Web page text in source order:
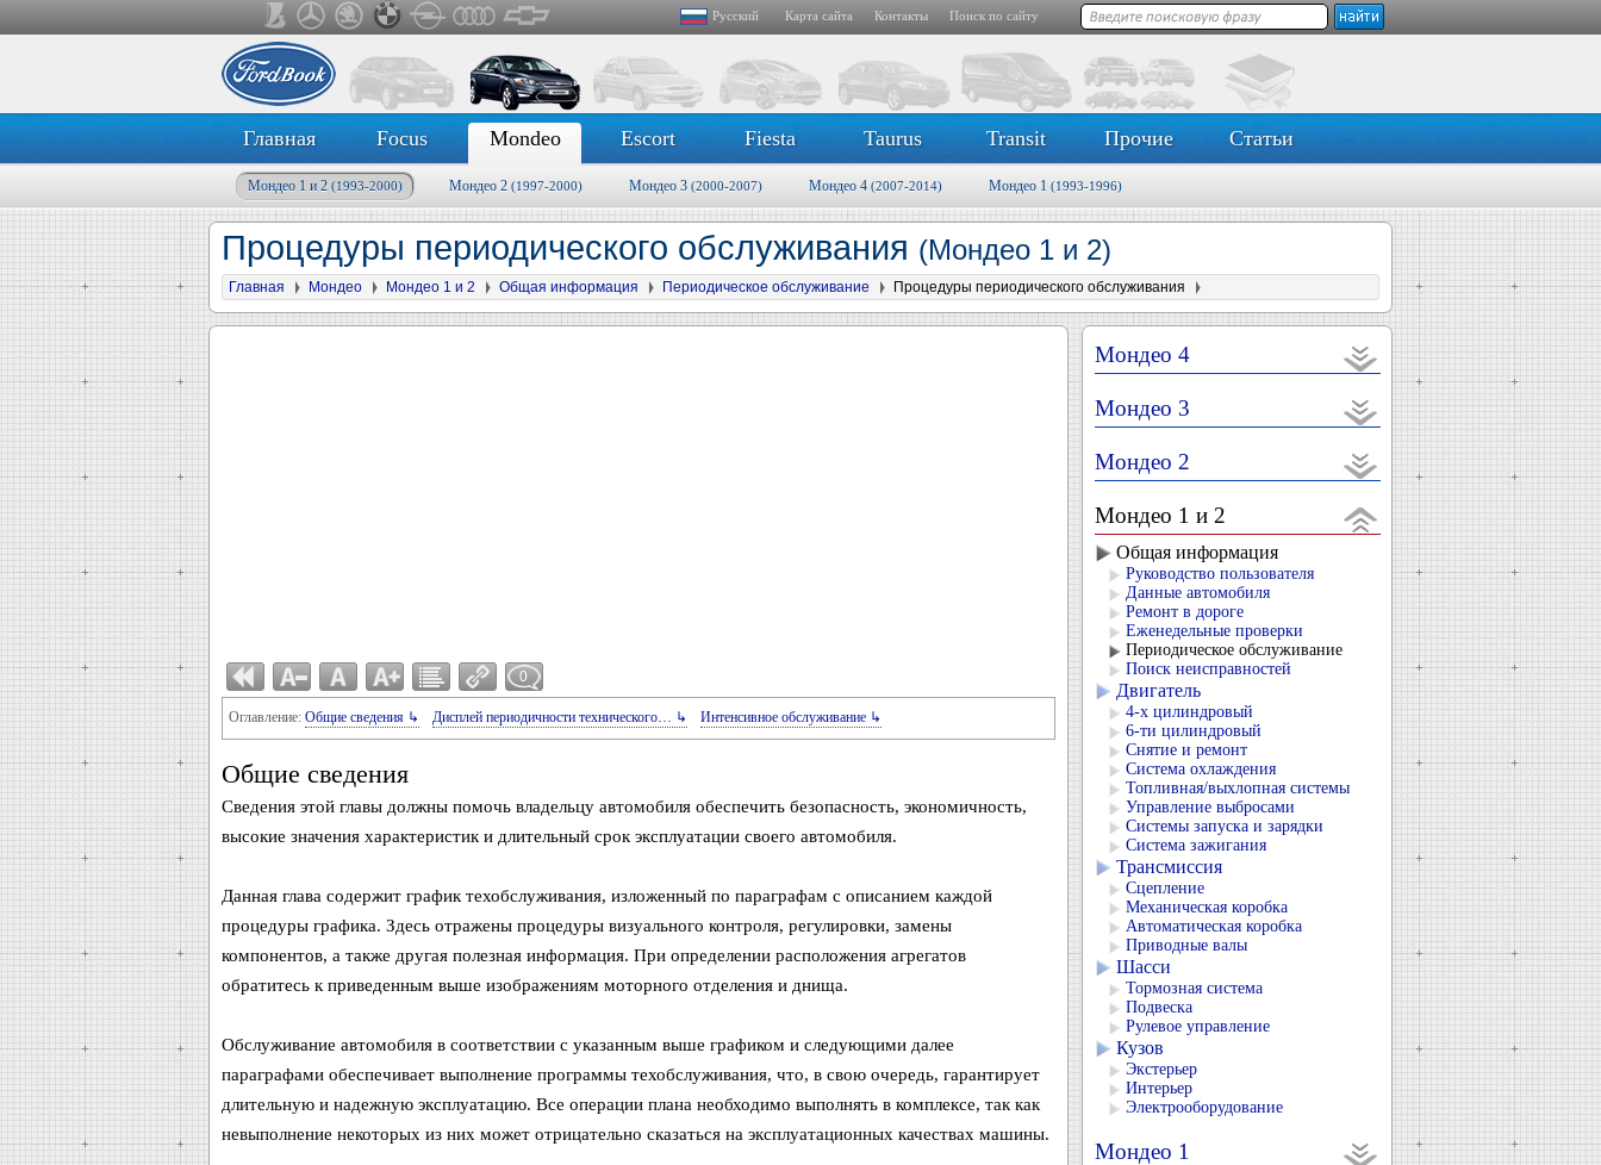
Русский Карта сайта Контакты Поиск по сайту
Главная Focus Mondeo Escort Fiesta Taurus Transit Прочие Статьи
Мондео 1 и 2 (1993-2000) Мондео 2 (1997-2000) Мондео 3 (2000-2007) Мондео 4 (2007-2014) Мондео 1 (1993-1996)
Процедуры периодического обслуживания (Мондео 1 и 2)
Главная Мондео Мондео 1 и 2 Общая информация Периодическое обслуживание Процедуры периодического обслуживания
0
Оглавление: Общие сведения ↳ Дисплей периодичности технического… ↳ Интенсивное обслуживание ↳
Общие сведения
Сведения этой главы должны помочь владельцу автомобиля обеспечить безопасность, экономичность,
высокие значения характеристик и длительный срок эксплуатации своего автомобиля.
Данная глава содержит график техобслуживания, изложенный по параграфам с описанием каждой
процедуры графика. Здесь отражены процедуры визуального контроля, регулировки, замены
компонентов, а также другая полезная информация. При определении расположения агрегатов
обратитесь к приведенным выше изображениям моторного отделения и днища.
Обслуживание автомобиля в соответствии с указанным выше графиком и следующими далее
параграфами обеспечивает выполнение программы техобслуживания, что, в свою очередь, гарантирует
длительную и надежную эксплуатацию. Все операции плана необходимо выполнять в комплексе, так как
невыполнение некоторых из них может отрицательно сказаться на эксплуатационных качествах машины.
Мондео 4
Мондео 3
Мондео 2
Мондео 1 и 2
Общая информация
Руководство пользователя
Данные автомобиля
Ремонт в дороге
Еженедельные проверки
Периодическое обслуживание
Поиск неисправностей
Двигатель
4-х цилиндровый
6-ти цилиндровый
Снятие и ремонт
Система охлаждения
Топливная/выхлопная системы
Управление выбросами
Системы запуска и зарядки
Система зажигания
Трансмиссия
Сцепление
Механическая коробка
Автоматическая коробка
Приводные валы
Шасси
Тормозная система
Подвеска
Рулевое управление
Кузов
Экстерьер
Интерьер
Электрооборудование
Мондео 1